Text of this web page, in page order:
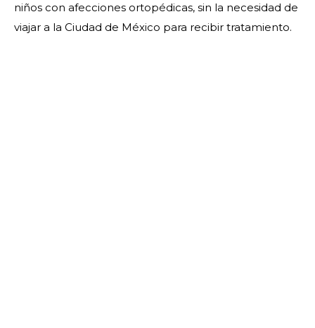
niños con afecciones ortopédicas, sin la necesidad de
viajar a la Ciudad de México para recibir tratamiento.